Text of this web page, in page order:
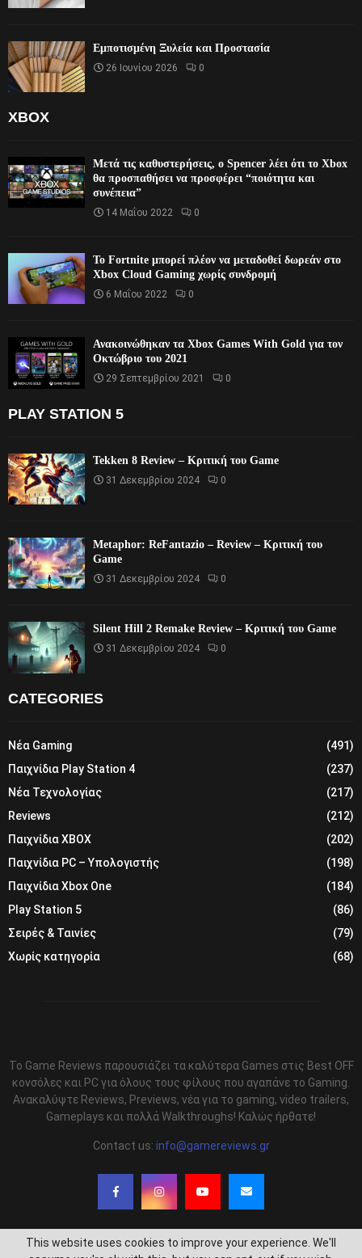
Εμποτισμένη Ξυλεία και Προστασία
26 Ιουνίου 2026 0
XBOX
Μετά τις καθυστερήσεις, ο Spencer λέει ότι το Xbox
θα προσπαθήσει να προσφέρει “ποιότητα και
συνέπεια”
14 Μαΐου 2022 0
Το Fortnite μπορεί πλέον να μεταδοθεί δωρεάν στο
Xbox Cloud Gaming χωρίς συνδρομή
6 Μαΐου 2022 0
Ανακοινώθηκαν τα Xbox Games With Gold για τον
Οκτώβριο του 2021
29 Σεπτεμβρίου 2021 0
PLAY STATION 5
Tekken 8 Review – Κριτική του Game
31 Δεκεμβρίου 2024 0
Metaphor: ReFantazio – Review – Κριτική του
Game
31 Δεκεμβρίου 2024 0
Silent Hill 2 Remake Review – Κριτική του Game
31 Δεκεμβρίου 2024 0
CATEGORIES
Νέα Gaming
(491)
Παιχνίδια Play Station 4
(237)
Νέα Τεχνολογίας
(217)
Reviews
(212)
Παιχνίδια XBOX
(202)
Παιχνίδια PC – Υπολογιστής
(198)
Παιχνίδια Xbox One
(184)
Play Station 5
(86)
Σειρές & Ταινίες
(79)
Χωρίς κατηγορία
(68)
Το Game Reviews παρουσιάζει τα καλύτερα Games στις Best OFF
κονσόλες και PC για όλους τους φίλους που αγαπάνε το Gaming.
Ανακαλύψτε Reviews, Previews, νέα για το gaming, video trailers,
Gameplays και πολλά Walkthroughs! Καλώς ήρθατε!
Contact us: info@gamereviews.gr
This website uses cookies to improve your experience. We'll